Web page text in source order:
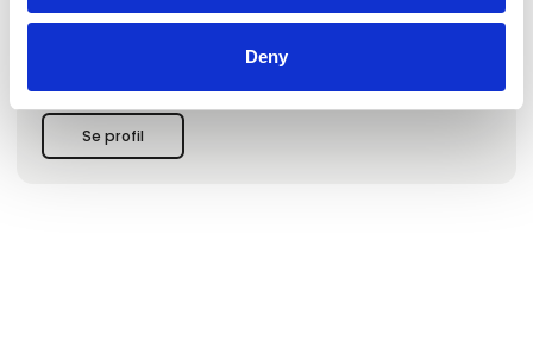
Deny
siden 1994 og deltager desuden på Art Herning, samt
I selve galleriet arrangeres 6-8 udstillinger om året og det
G
Se profil